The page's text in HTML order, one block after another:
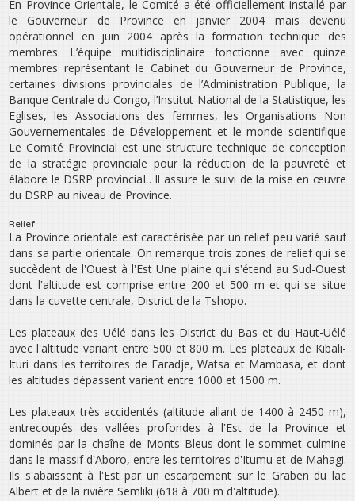
En Province Orientale, le Comité a été officiellement installé par
le Gouverneur de Province en janvier 2004 mais devenu
opérationnel en juin 2004 après la formation technique des
membres. L’équipe multidisciplinaire fonctionne avec quinze
membres représentant le Cabinet du Gouverneur de Province,
certaines divisions provinciales de l’Administration Publique, la
Banque Centrale du Congo, l’Institut National de la Statistique, les
Eglises, les Associations des femmes, les Organisations Non
Gouvernementales de Développement et le monde scientifique
Le Comité Provincial est une structure technique de conception
de la stratégie provinciale pour la réduction de la pauvreté et
élabore le DSRP provinciaL. Il assure le suivi de la mise en œuvre
du DSRP au niveau de Province.
Relief
La Province orientale est caractérisée par un relief peu varié sauf
dans sa partie orientale. On remarque trois zones de relief qui se
succèdent de l‛Ouest à l‛Est Une plaine qui s‛étend au Sud-Ouest
dont l‛altitude est comprise entre 200 et 500 m et qui se situe
dans la cuvette centrale, District de la Tshopo.
Les plateaux des Uélé dans les District du Bas et du Haut-Uélé
avec l‛altitude variant entre 500 et 800 m. Les plateaux de Kibali-
Ituri dans les territoires de Faradje, Watsa et Mambasa, et dont
les altitudes dépassent varient entre 1000 et 1500 m.
Les plateaux très accidentés (altitude allant de 1400 à 2450 m),
entrecoupés des vallées profondes à l‛Est de la Province et
dominés par la chaîne de Monts Bleus dont le sommet culmine
dans le massif d‛Aboro, entre les territoires d‛Itumu et de Mahagi.
Ils s‛abaissent à l‛Est par un escarpement sur le Graben du lac
Albert et de la rivière Semliki (618 à 700 m d‛altitude).